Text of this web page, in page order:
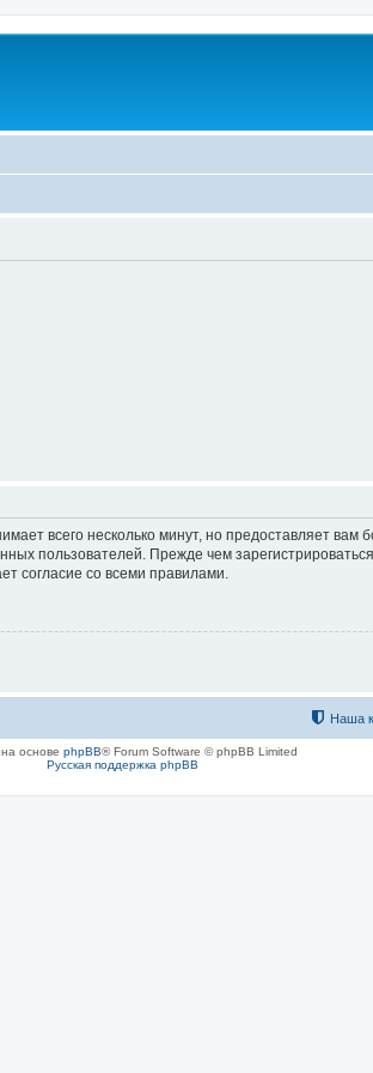
всего несколько минут, но предоставляет
пользователей. Прежде чем
согласие со всеми правилами.
Наша
основе phpBB® Forum Software © phpBB Limited
Русская поддержка phpBB